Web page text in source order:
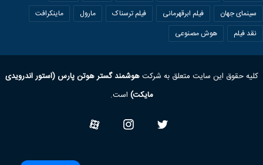
سینمای جهان
فیلم ابرقهرمانی فیلم ترسناک مارول
ماینکرافت
نقد فیلم
هوش مصنوعی
کلیه حقوق این سایت متعلق به شرکتهوشمند گستر هوتن پارس (استور اندرویدی
مایکت) است.
Twitter
Instagram